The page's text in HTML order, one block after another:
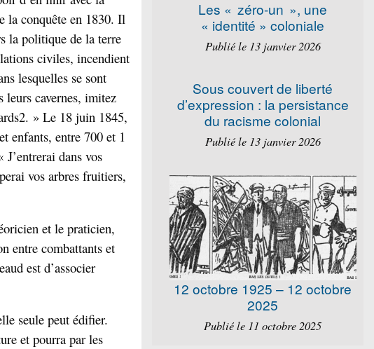
la conquête en 1830. Il
la politique de la terre
civiles, incendient
lesquelles se sont
leurs cavernes, imitez
» Le 18 juin 1845,
enfants, entre 700 et 1
dans vos
vos arbres fruitiers,
et le praticien,
entre combattants et
est d’associer
seule peut édifier.
et pourra par les
Les « zéro-un », une
« identité » coloniale
Publié le 13 janvier 2026
Sous couvert de liberté
d’expression : la persistance
du racisme colonial
Publié le 13 janvier 2026
12 octobre 1925 – 12 octobre
2025
Publié le 11 octobre 2025